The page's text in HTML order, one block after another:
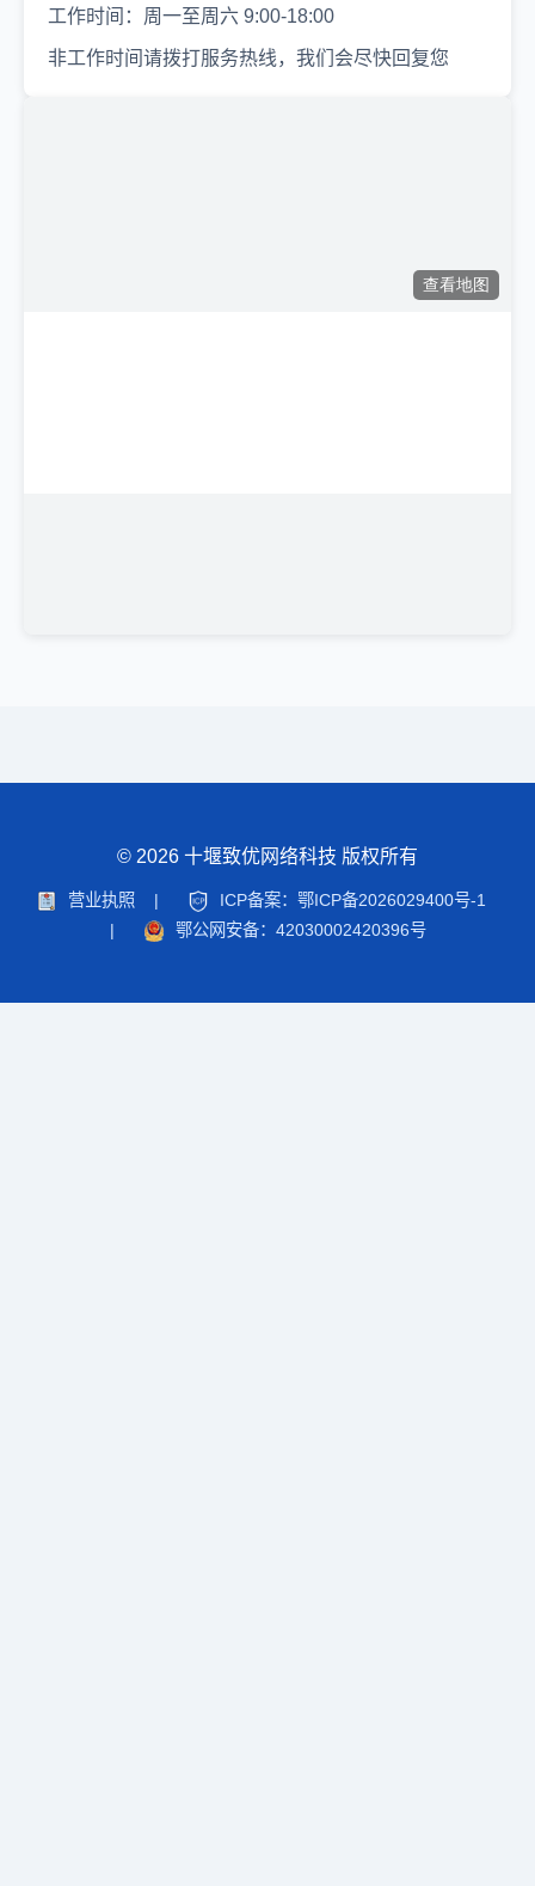
工作时间：周一至周六 9:00-18:00
非工作时间请拨打服务热线，我们会尽快回复您
© 2026 十堰致优网络科技 版权所有
营业执照 |
ICP备案：鄂ICP备2026029400号-1
|
鄂公网安备：42030002420396号